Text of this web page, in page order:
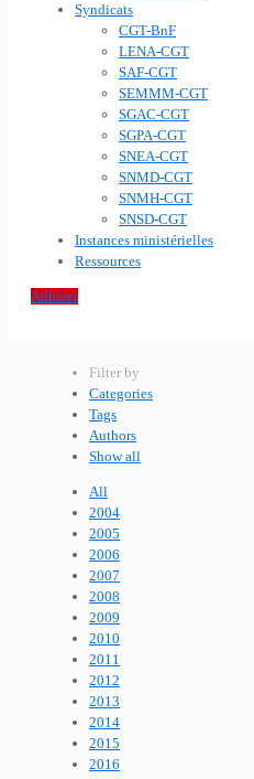
Syndicats
CGT-BnF
LENA-CGT
SAF-CGT
SEMMM-CGT
SGAC-CGT
SGPA-CGT
SNEA-CGT
SNMD-CGT
SNMH-CGT
SNSD-CGT
Instances ministérielles
Ressources
Adhérer
Filter by
Categories
Tags
Authors
Show all
All
2004
2005
2006
2007
2008
2009
2010
2011
2012
2013
2014
2015
2016